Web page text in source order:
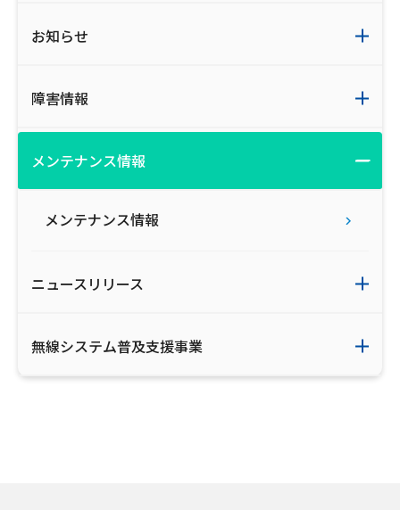
お知らせ
障害情報
メンテナンス情報
メンテナンス情報
ニュースリリース
無線システム普及支援事業